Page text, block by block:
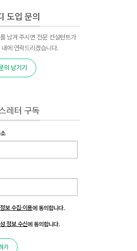
도입 문의
남겨 주시면 전문 컨설턴트가
내에 연락드리겠습니다.
의 남기기
레터 구독
보 수집·이용에 동의합니다.
정보 수신에 동의합니다.
기